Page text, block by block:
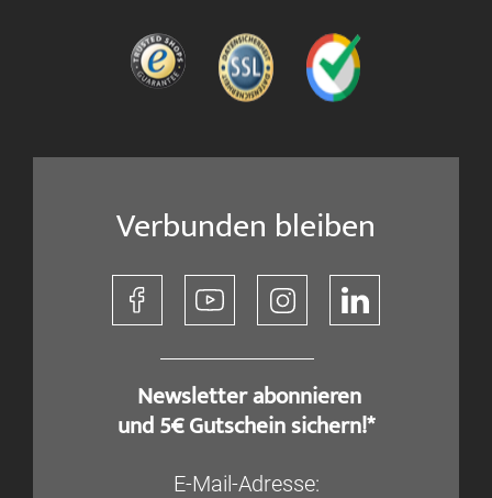
Verbunden bleiben
​ Newsletter abonnieren
und 5€ Gutschein sichern!*
E-Mail-Adresse: